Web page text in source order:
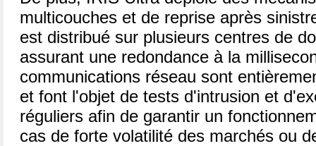
multicouches et de reprise après
est distribué sur plusieurs centres de
assurant une redondance à la
communications réseau sont
et font l'objet de tests d'intrusion et
réguliers afin de garantir un
cas de forte volatilité des marchés ou